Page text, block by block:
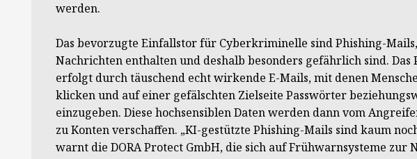
werden.
Das bevorzugte Einfallstor für Cyberkriminelle sind Phishing-
Nachrichten enthalten und deshalb besonders gefährlich sind. Das
erfolgt durch täuschend echt wirkende E-Mails, mit denen
klicken und auf einer gefälschten Zielseite Passwörter
einzugeben. Diese hochsensiblen Daten werden dann vom
zu Konten verschaffen. „KI-gestützte Phishing-Mails sind kaum
warnt die DORA Protect GmbH, die sich auf Frühwarnsysteme